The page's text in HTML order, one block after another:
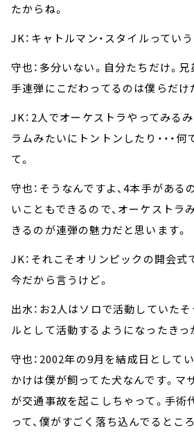
たからね。
JK：キャトルマン・スタイルってい
守也：多分いない。自分たちだけ。
手連弾にこだわってるのは僕らだけ
JK：2人でオーケストラやってみる
ラムみたいにトントンしたり・・・
て。
守也：そうなんですよ、4本手がある
いこともできるので、オーケストラ
きるのが連弾の魅力だと思います。
JK：それこそオリンピックの開会式
今だから言うけど。
出水：お2人はソロで活動していたそ
ルとして活動するようになったきっ
守也：2002年の9月を結成日として
かけは僕が飼ってた犬なんです。マ
が交通事故を起こしちゃって。手術
って、僕がすごく落ち込んでるとこ